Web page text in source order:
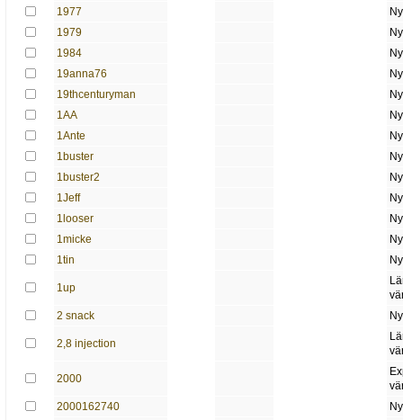
1977
1979
1984
19anna76
19thcenturyman
1AA
1Ante
1buster
1buster2
1Jeff
1looser
1micke
1tin
1up
2 snack
2,8 injection
2000
2000162740